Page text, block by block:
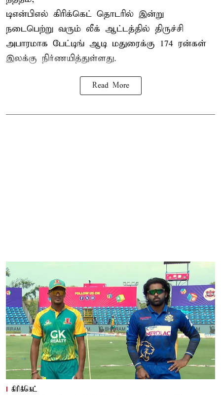
டிஎன்பிஎல் கிரிக்கெட் தொடரில் இன்று
நடைபெற்று வரும் லீக் ஆட்டத்தில் திருச்சி
அபாரமாக பேட்டிங் ஆடி மதுரைக்கு 174 ரன்கள்
இலக்கு நிர்ணயித்துள்ளது.
Read More
கிரிக்கெட்